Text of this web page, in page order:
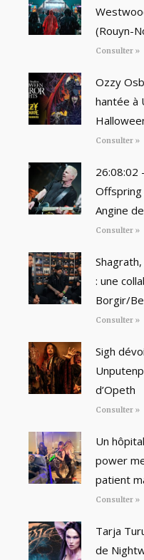
(Rouyn-
Consulter »
Ozzy
hantée à
Consulter »
26:08:02
Offspring
Angine
Consulter »
: une
Borgir/
Consulter »
Sigh
d’Opeth
Consulter »
Un
power
patient
Consulter »
Tarja
de